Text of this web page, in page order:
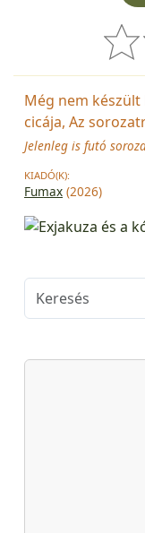
Még nem készült
cicája, Az
Jelenleg is futó
KIADÓ(K):
Fumax (2026)